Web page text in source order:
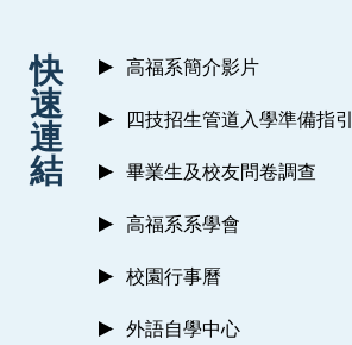
快
速
連
結
高福系簡介影片
四技招生管道入學準備指引
畢業生及校友問卷調查
高福系系學會
校園行事曆
外語自學中心